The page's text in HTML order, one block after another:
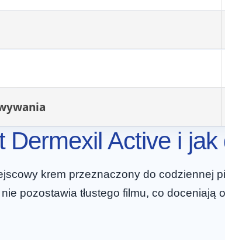
Dermexil Active i jak
krem przeznaczony do codziennej
pozostawia tłustego filmu, co